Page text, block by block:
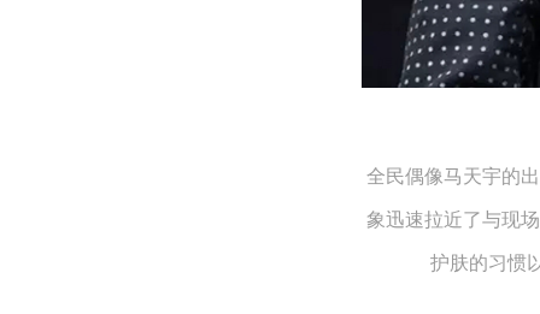
全民偶像马天宇的
象迅速拉近了与现
护肤的习惯